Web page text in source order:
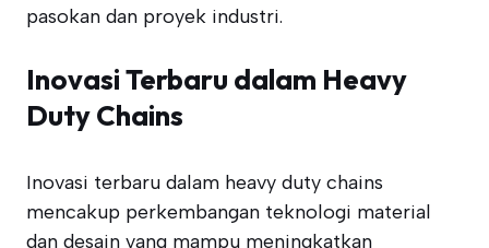
pasokan dan proyek industri.
Inovasi Terbaru dalam Heavy
Duty Chains
Inovasi terbaru dalam heavy duty chains
mencakup perkembangan teknologi material
dan desain yang mampu meningkatkan